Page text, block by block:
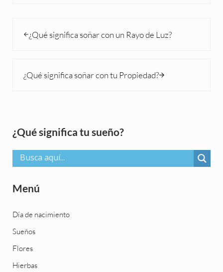
¿Qué significa soñar con un Rayo de Luz?
¿Qué significa soñar con tu Propiedad?
Sidebar
¿Qué significa tu sueño?
Menú
Día de nacimiento
Sueños
Flores
Hierbas